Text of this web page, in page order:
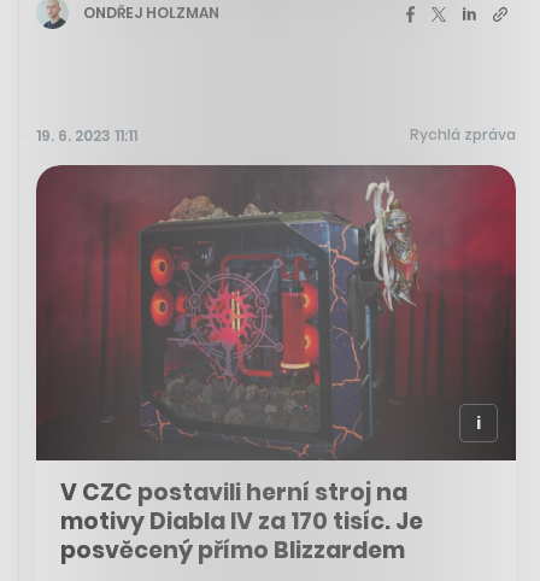
ONDŘEJ HOLZMAN
19. 6. 2023 11:11 Rychlá zpráva
V CZC postavili herní stroj na
motivy Diabla IV za 170 tisíc. Je
posvěcený přímo Blizzardem